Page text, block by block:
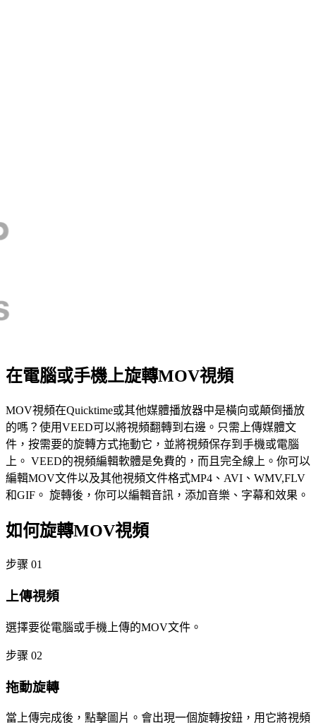
在電腦或手機上旋轉MOV視頻
MOV視頻在Quicktime或其他媒體播放器中是橫向或顛倒播放
的嗎？使用VEED可以將視頻翻轉到右邊。只需上傳媒體文
件，按需要的旋轉方式拖動它，並將視頻保存到手機或電腦
上。 VEED的視頻編輯軟體是免費的，而且完全線上。你可以
編輯MOV文件以及其他視頻文件格式MP4、AVI、WMV,FLV
和GIF。 旋轉後，你可以編輯音訊，添加音樂、字幕和效果。
如何旋轉MOV視頻
步骤 01
上傳視頻
選擇要從電腦或手機上傳的MOV文件。
步骤 02
拖動旋轉
當上傳完成後，點擊圖片。會出現一個旋轉按鈕，用它將視頻